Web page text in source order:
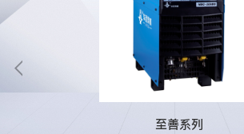
至善系列
